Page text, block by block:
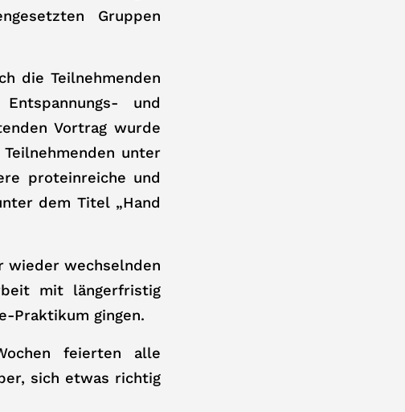
Gruppen
die Teilnehmenden
und
Vortrag wurde
unter
proteinreiche und
dem Titel „Hand
wieder wechselnden
mit längerfristig
Praktikum gingen.
feierten alle
sich etwas richtig